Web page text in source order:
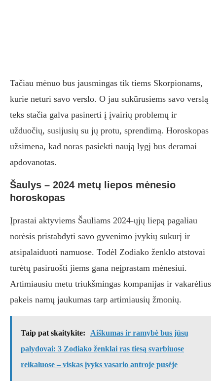
Tačiau mėnuo bus jausmingas tik tiems Skorpionams,
kurie neturi savo verslo. O jau sukūrusiems savo verslą
teks stačia galva pasinerti į įvairių problemų ir
užduočių, susijusių su jų protu, sprendimą. Horoskopas
užsimena, kad noras pasiekti naują lygį bus deramai
apdovanotas.
Šaulys – 2024 metų liepos mėnesio
horoskopas
Įprastai aktyviems Šauliams 2024-ųjų liepą pagaliau
norėsis pristabdyti savo gyvenimo įvykių sūkurį ir
atsipalaiduoti namuose. Todėl Zodiako ženklo atstovai
turėtų pasiruošti jiems gana neįprastam mėnesiui.
Artimiausiu metu triukšmingas kompanijas ir vakarėlius
pakeis namų jaukumas tarp artimiausių žmonių.
Taip pat skaitykite:
Aiškumas ir ramybė bus jūsų
palydovai: 3 Zodiako ženklai ras tiesą svarbiuose
reikaluose – viskas įvyks vasario antroje pusėje